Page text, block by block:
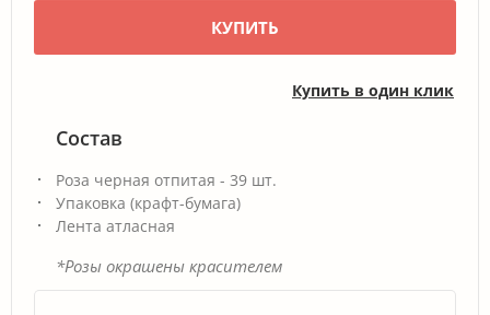
КУПИТЬ
Купить в один клик
Состав
Роза черная отпитая - 39 шт.
Упаковка (крафт-бумага)
Лента атласная
*Розы окрашены красителем